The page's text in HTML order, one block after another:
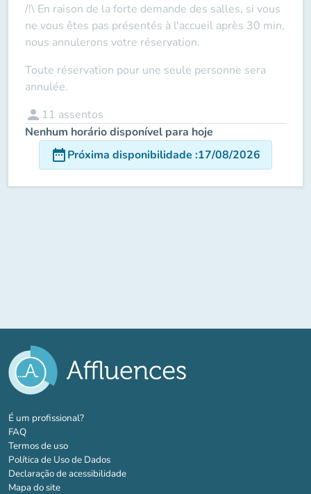
/!\ En raison de la forte demande des salles, si vous
ne vous êtes pas présentés à l'accueil après 30 min,
nous annulerons votre réservation.
Toute réservation pour une seule personne sera
annulée.
person 11 assentos
Nenhum horário disponível para hoje
date_rangePróxima disponibilidade :17/08/2026
É um profissional?(novo separador)
FAQ
Termos de uso
Política de Uso de Dados
Declaração de acessibilidade
Mapa do site